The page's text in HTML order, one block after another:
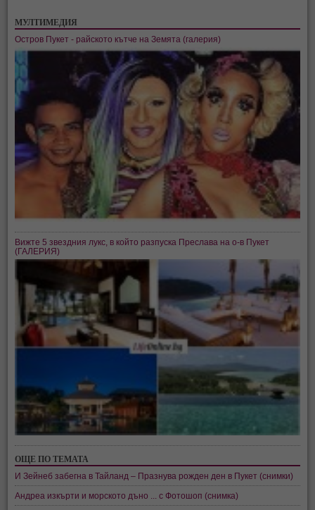
МУЛТИМЕДИЯ
Остров Пукет - райското кътче на Земята (галерия)
Вижте 5 звездния лукс, в който разпуска Преслава на о-в Пукет
(ГАЛЕРИЯ)
ОЩЕ ПО ТЕМАТА
И Зейнеб забегна в Тайланд – Празнува рожден ден в Пукет (снимки)
Андреа изкърти и морското дъно ... с Фотошоп (снимка)